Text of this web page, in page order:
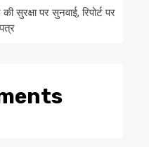
की सुरक्षा पर सुनवाई, रिपोर्ट पर